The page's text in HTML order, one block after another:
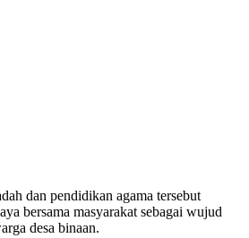
dan pendidikan agama tersebut
bersama masyarakat sebagai wujud
desa binaan.